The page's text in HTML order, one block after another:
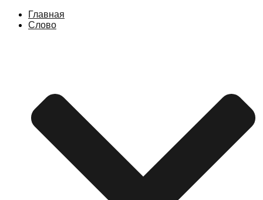
Главная
Слово